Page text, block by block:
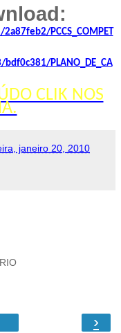
PCCS_COMPET
PLANO_DE_CA
CLIK NOS
janeiro 20, 2010
›